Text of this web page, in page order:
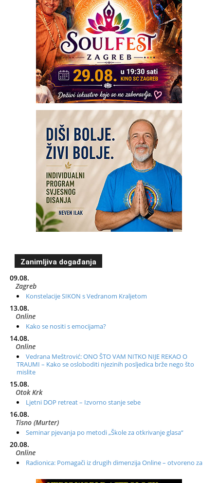
Zanimljiva događanja
09.08.
Zagreb
Konstelacije SIKON s Vedranom Kraljetom
13.08.
Online
Kako se nositi s emocijama?
14.08.
Online
Vedrana Meštrović: ONO ŠTO VAM NITKO NIJE REKAO O
TRAUMI – Kako se osloboditi njezinih posljedica brže nego što
mislite
15.08.
Otok Krk
Ljetni DOP retreat – Izvorno stanje sebe
16.08.
Tisno (Murter)
Seminar pjevanja po metodi „Škole za otkrivanje glasa“
20.08.
Online
Radionica: Pomagači iz drugih dimenzija Online – otvoreno za